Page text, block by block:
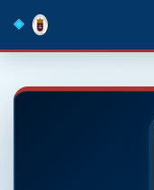
navigation